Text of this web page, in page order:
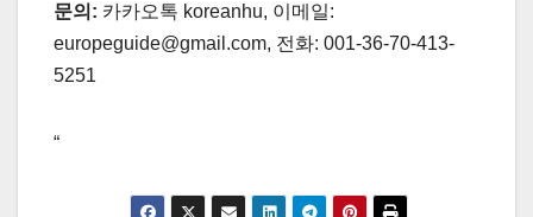
문의: 카카오톡 koreanhu, 이메일:
europeguide@gmail.com, 전화: 001-36-70-413-
5251
“